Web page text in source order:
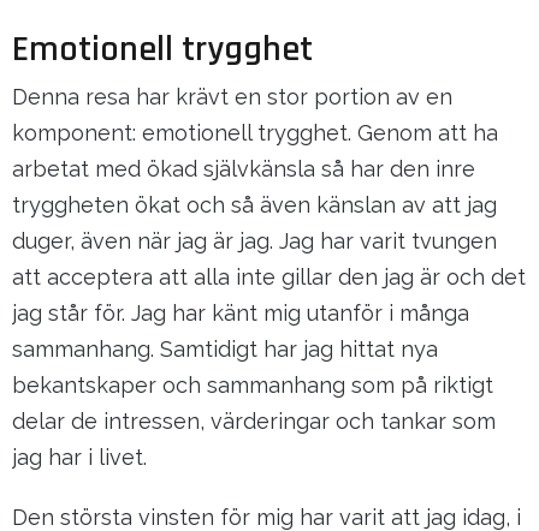
Emotionell trygghet
Denna resa har krävt en stor portion av en
komponent: emotionell trygghet. Genom att ha
arbetat med ökad självkänsla så har den inre
tryggheten ökat och så även känslan av att jag
duger, även när jag är jag. Jag har varit tvungen
att acceptera att alla inte gillar den jag är och det
jag står för. Jag har känt mig utanför i många
sammanhang. Samtidigt har jag hittat nya
bekantskaper och sammanhang som på riktigt
delar de intressen, värderingar och tankar som
jag har i livet.
Den största vinsten för mig har varit att jag idag, i